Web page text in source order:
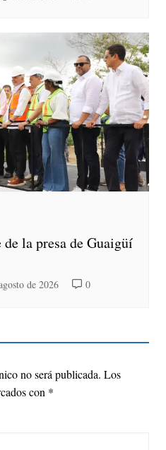
la presa de Guaigüí
de 2026 0
no será publicada. Los
con *